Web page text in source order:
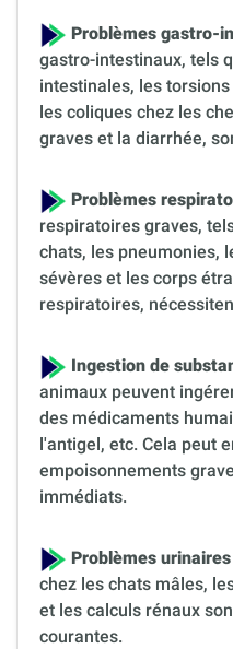
Problèmes gastro-
gastro-intestinaux, tels
intestinales, les
les coliques chez les
graves et la diarrhée,
Problèmes
respiratoires graves,
chats, les pneumonies,
sévères et les corps
respiratoires,
Ingestion de
animaux peuvent
des médicaments
l'antigel, etc. Cela peut
empoisonnements
immédiats.
Problèmes urinaires
chez les chats mâles,
et les calculs rénaux
courantes.